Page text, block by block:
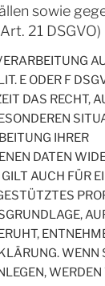
sowie
21 DSGVO)
E ODER F
DAS RECHT,
IHRER
DATEN
AUCH FÜR
WENN
WERDEN